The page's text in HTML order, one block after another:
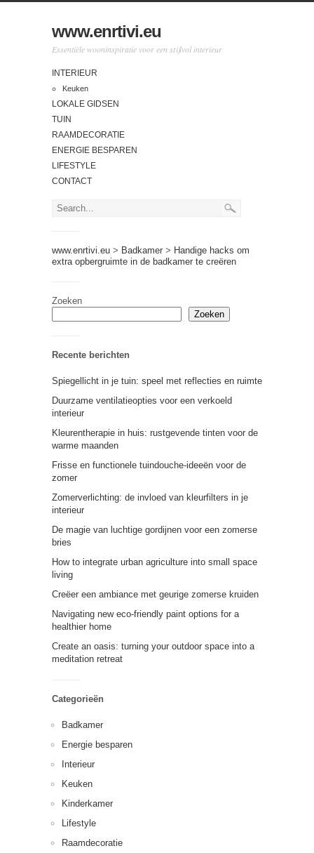
www.enrtivi.eu
Essentiële wooninspiratie voor een stijlvol interieur
INTERIEUR
Keuken
LOKALE GIDSEN
TUIN
RAAMDECORATIE
ENERGIE BESPAREN
LIFESTYLE
CONTACT
www.enrtivi.eu > Badkamer > Handige hacks om
extra opbergruimte in de badkamer te creëren
Zoeken
Zoeken
Recente berichten
Spiegellicht in je tuin: speel met reflecties en ruimte
Duurzame ventilatieopties voor een verkoeld
interieur
Kleurentherapie in huis: rustgevende tinten voor de
warme maanden
Frisse en functionele tuindouche-ideeën voor de
zomer
Zomerverlichting: de invloed van kleurfilters in je
interieur
De magie van luchtige gordijnen voor een zomerse
bries
How to integrate urban agriculture into small space
living
Creëer een ambiance met geurige zomerse kruiden
Navigating new eco-friendly paint options for a
healthier home
Create an oasis: turning your outdoor space into a
meditation retreat
Categorieën
Badkamer
Energie besparen
Interieur
Keuken
Kinderkamer
Lifestyle
Raamdecoratie